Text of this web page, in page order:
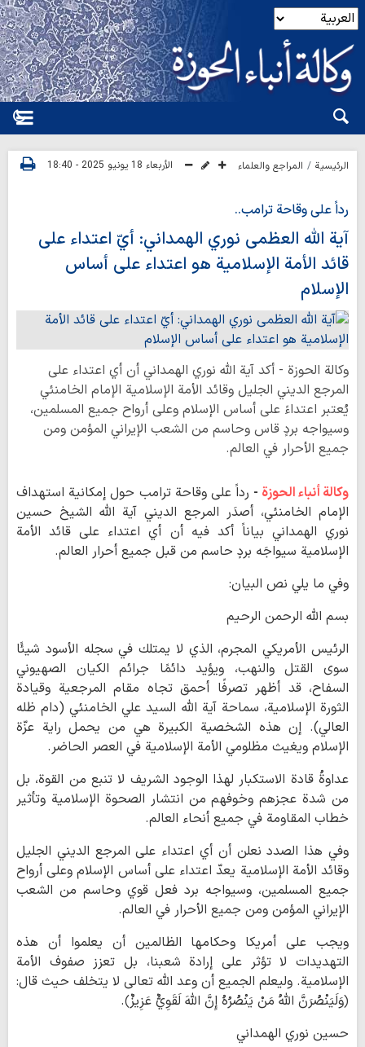
الرئيسية المراجع والعلماء الأربعاء 18 يونيو 2025 - 18:40
رداً على وقاحة ترامب..
آية الله العظمى نوري الهمداني: أيّ اعتداء على
قائد الأمة الإسلامية هو اعتداء على أساس
الإسلام
وكالة الحوزة - أكد آية الله نوري الهمداني أن أي اعتداء على
المرجع الديني الجليل وقائد الأمة الإسلامية الإمام الخامنئي
يُعتبر اعتداءً على أساس الإسلام وعلى أرواح جميع المسلمين،
وسيواجه بردٍ قاس وحاسم من الشعب الإيراني المؤمن ومن
جميع الأحرار في العالم.
وكالة أنباء الحوزة - رداً على وقاحة ترامب حول إمكانية استهداف
الإمام الخامنئي، أصدَر المرجع الديني آية الله الشيخ حسين
نوري الهمداني بياناً أكد فيه أن أي اعتداء على قائد الأمة
الإسلامية سيواجَه بردٍ حاسم من قبل جميع أحرار العالم.
وفي ما يلي نص البيان:
بسم الله الرحمن الرحيم
الرئيس الأمريكي المجرم، الذي لا يمتلك في سجله الأسود شيئًا
سوى القتل والنهب، ويؤيد دائمًا جرائم الكيان الصهيوني
السفاح، قد أظهر تصرفًا أحمق تجاه مقام المرجعية وقيادة
الثورة الإسلامية، سماحة آية الله السيد علي الخامنئي (دام ظله
العالي). إن هذه الشخصية الكبيرة هي من يحمل راية عزّة
الإسلام ويغيث مظلومي الأمة الإسلامية في العصر الحاضر.
عداوةُ قادة الاستكبار لهذا الوجود الشريف لا تنبع من القوة، بل
من شدة عجزهم وخوفهم من انتشار الصحوة الإسلامية وتأثير
خطاب المقاومة في جميع أنحاء العالم.
وفي هذا الصدد نعلن أن أي اعتداء على المرجع الديني الجليل
وقائد الأمة الإسلامية يعدّ اعتداء على أساس الإسلام وعلى أرواح
جميع المسلمين، وسيواجه برد فعل قوي وحاسم من الشعب
الإيراني المؤمن ومن جميع الأحرار في العالم.
ويجب على أمريكا وحكامها الظالمين أن يعلموا أن هذه
التهديدات لا تؤثر على إرادة شعبنا، بل تعزز صفوف الأمة
الإسلامية. وليعلم الجميع أن وعد الله تعالى لا يتخلف حيث قال:
﴿وَلَيَنْصُرَنَّ اللَّهُ مَنْ يَنْصُرُهُ إِنَّ اللَّهَ لَقَوِيٌّ عَزِيزٌ﴾.
حسين نوري الهمداني